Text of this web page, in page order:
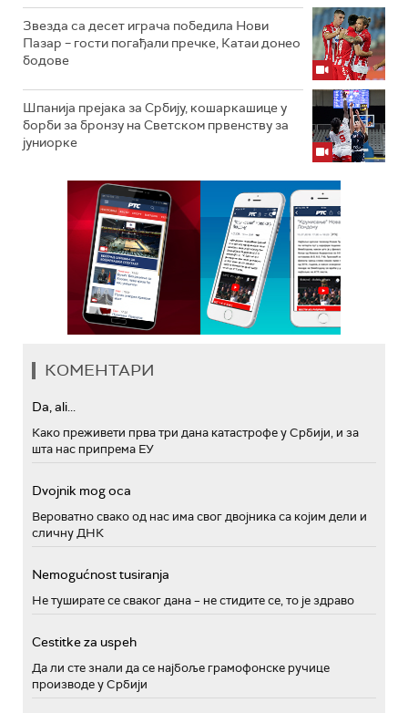
Звезда са десет играча победила Нови
Пазар – гости погађали пречке, Катаи донео
бодове
Шпанија прејакa за Србију, кошаркашице у
борби за бронзу на Светском првенству за
јуниорке
КОМЕНТАРИ
Da, ali...
Како преживети прва три дана катастрофе у Србији, и за
шта нас припрема ЕУ
Dvojnik mog oca
Вероватно свако од нас има свог двојника са којим дели и
сличну ДНК
Nemogućnost tusiranja
Не туширате се сваког дана – не стидите се, то је здраво
Cestitke za uspeh
Да ли сте знали да се најбоље грамофонске ручице
производе у Србији